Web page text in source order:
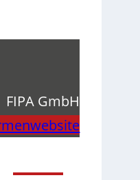
FIPA GmbH